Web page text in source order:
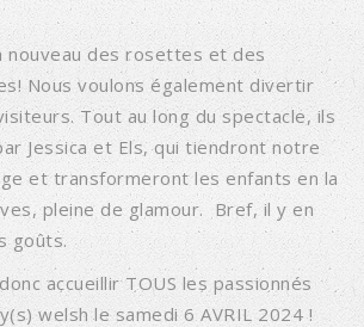
nouveau des rosettes et des
Nous voulons également divertir
Tout au long du spectacle, ils
Jessica et Els, qui tiendront notre
et transformeront les enfants en la
pleine de glamour. Bref, il y en
goûts.
accueillir TOUS les passionnés
welsh le samedi 6 AVRIL 2024 !